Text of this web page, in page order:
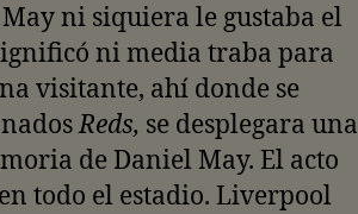
ni siquiera le gustaba el
ni media traba para
visitante, ahí donde se
Reds, se desplegara una
de Daniel May. El acto
todo el estadio. Liverpool